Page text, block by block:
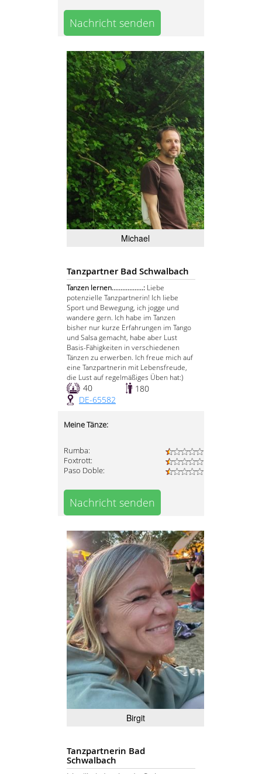
Nachricht senden
Michael
Tanzpartner Bad Schwalbach
Tanzen lernen..................: Liebe
potenzielle Tanzpartnerin! Ich liebe
Sport und Bewegung, ich jogge und
wandere gern. Ich habe im Tanzen
bisher nur kurze Erfahrungen im Tango
und Salsa gemacht, habe aber Lust
Basis-Fähigkeiten in verschiedenen
Tänzen zu erwerben. Ich freue mich auf
eine Tanzpartnerin mit Lebensfreude,
die Lust auf regelmäßiges Üben hat:)
40
180
DE-65582
Meine Tänze:
Rumba:
Foxtrott:
Paso Doble:
Nachricht senden
Birgit
Tanzpartnerin Bad
Schwalbach